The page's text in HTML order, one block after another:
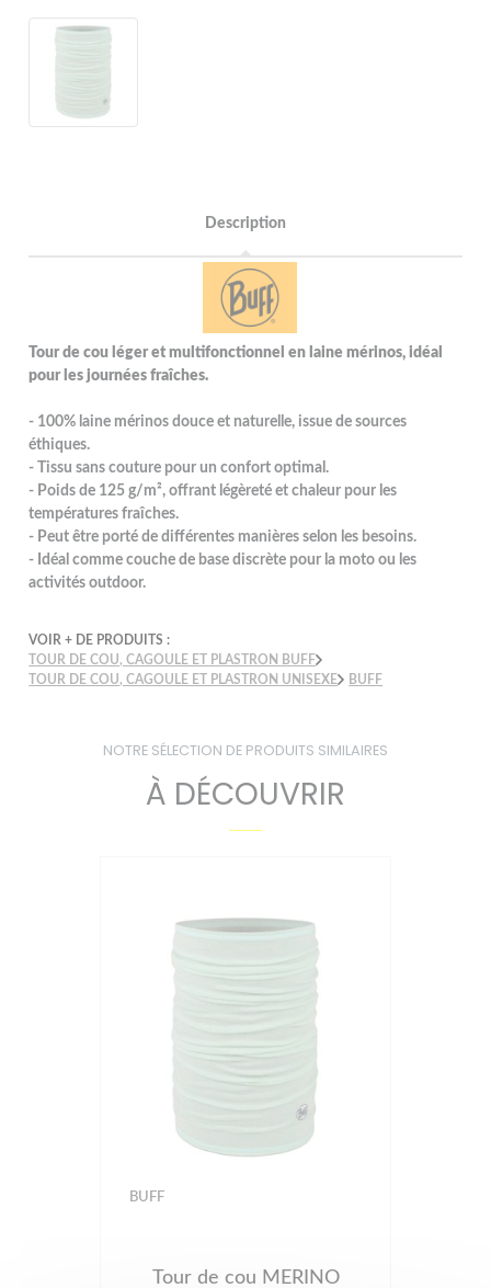
Description
Tour de cou léger et multifonctionnel en laine mérinos, idéal
pour les journées fraîches.
- 100% laine mérinos douce et naturelle, issue de sources
éthiques.
- Tissu sans couture pour un confort optimal.
- Poids de 125 g/m², offrant légèreté et chaleur pour les
températures fraîches.
- Peut être porté de différentes manières selon les besoins.
- Idéal comme couche de base discrète pour la moto ou les
activités outdoor.
VOIR + DE PRODUITS :
TOUR DE COU, CAGOULE ET PLASTRON BUFF
TOUR DE COU, CAGOULE ET PLASTRON UNISEXE
BUFF
NOTRE SÉLECTION DE PRODUITS SIMILAIRES
À DÉCOUVRIR
BUFF
Tour de cou MERINO